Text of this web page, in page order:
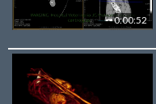
0:00:52